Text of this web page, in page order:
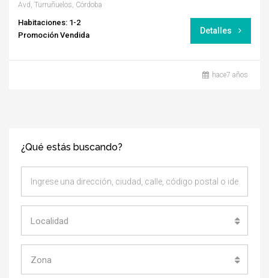
Avd, Turruñuelos, Córdoba
Habitaciones: 1-2
Promoción Vendida
Detalles
hace7 años
¿Qué estás buscando?
Localidad
Zona